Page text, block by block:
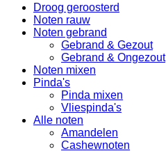
Droog geroosterd
Noten rauw
Noten gebrand
Gebrand & Gezout
Gebrand & Ongezout
Noten mixen
Pinda's
Pinda mixen
Vliespinda's
Alle noten
Amandelen
Cashewnoten